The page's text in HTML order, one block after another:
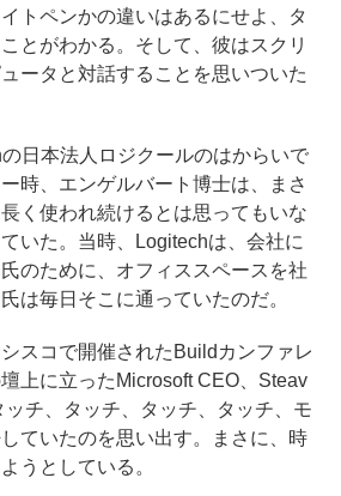
トペンかの違いはあるにせよ、タ
とがわかる。そして、彼はスクリ
ータと対話することを思いついた
日本法人ロジクールのはからいで
時、エンゲルバート博士は、まさ
く使われ続けるとは思ってもいな
いた。当時、Logitechは、会社に
のために、オフィススペースを社
は毎日そこに通っていたのだ。
スコで開催されたBuildカンファレ
上に立ったMicrosoft CEO、Steav
チ、タッチ、タッチ、タッチ、モ
ていたのを思い出す。まさに、時
うとしている。